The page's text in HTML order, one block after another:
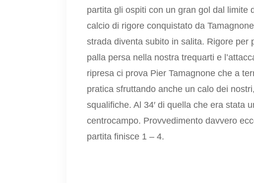
partita gli ospiti con un gran gol dal limite
calcio di rigore conquistato da
strada diventa subito in salita. Rigore
palla persa nella nostra trequarti e
ripresa ci prova Pier Tamagnone che a
pratica sfruttando anche un calo dei
squalifiche. Al 34′ di quella che era stata
centrocampo. Provvedimento davvero
partita finisce 1 – 4.